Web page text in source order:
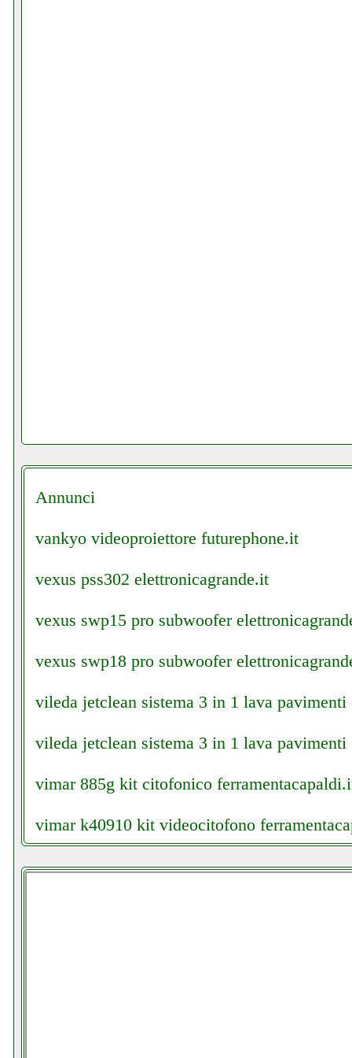
Annunci
vankyo videoproiettore futurephone.it
vexus pss302 elettronicagrande.it
vexus swp15 pro subwoofer
vexus swp18 pro subwoofer
vileda jetclean sistema 3 in 1 lava pavimenti
vileda jetclean sistema 3 in 1 lava pavimenti
vimar 885g kit citofonico
vimar k40910 kit videocitofono
vistefly vx aspirapolvere senza fili